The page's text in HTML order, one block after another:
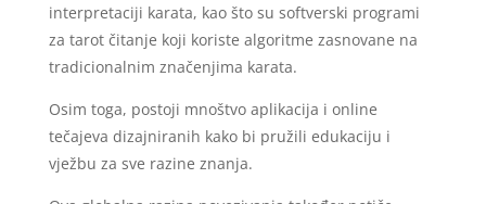
interpretaciji karata, kao što su softverski programi
za tarot čitanje koji koriste algoritme zasnovane na
tradicionalnim značenjima karata.
Osim toga, postoji mnoštvo aplikacija i online
tečajeva dizajniranih kako bi pružili edukaciju i
vježbu za sve razine znanja.